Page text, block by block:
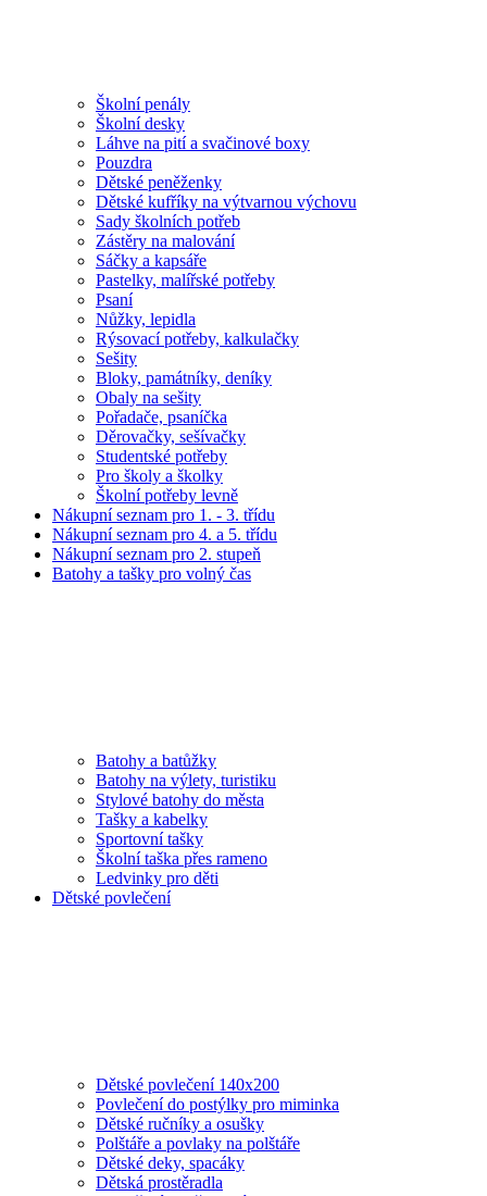
Školní penály
Školní desky
Láhve na pití a svačinové boxy
Pouzdra
Dětské peněženky
Dětské kufříky na výtvarnou výchovu
Sady školních potřeb
Zástěry na malování
Sáčky a kapsáře
Pastelky, malířské potřeby
Psaní
Nůžky, lepidla
Rýsovací potřeby, kalkulačky
Sešity
Bloky, památníky, deníky
Obaly na sešity
Pořadače, psaníčka
Děrovačky, sešívačky
Studentské potřeby
Pro školy a školky
Školní potřeby levně
Nákupní seznam pro 1. - 3. třídu
Nákupní seznam pro 4. a 5. třídu
Nákupní seznam pro 2. stupeň
Batohy a tašky pro volný čas
Batohy a batůžky
Batohy na výlety, turistiku
Stylové batohy do města
Tašky a kabelky
Sportovní tašky
Školní taška přes rameno
Ledvinky pro děti
Dětské povlečení
Dětské povlečení 140x200
Povlečení do postýlky pro miminka
Dětské ručníky a osušky
Polštáře a povlaky na polštáře
Dětské deky, spacáky
Dětská prostěradla